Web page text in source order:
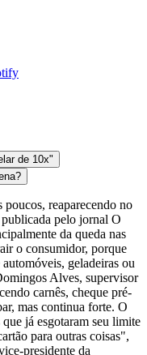
de 10x"
poucos, reaparecendo no
pelo jornal O
da queda nas
o consumidor, porque
geladeiras ou
Alves, supervisor
carnês, cheque pré-
mas continua forte. O
já esgotaram seu limite
para outras coisas",
presidente da